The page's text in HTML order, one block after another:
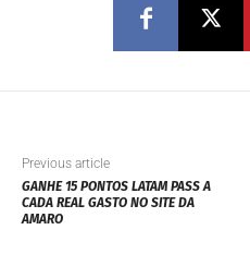
Previous article
GANHE 15 PONTOS LATAM PASS A
CADA REAL GASTO NO SITE DA
AMARO